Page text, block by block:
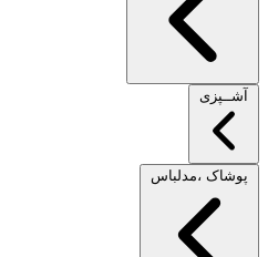
آشــپزی
پوشاک ،مدلباس